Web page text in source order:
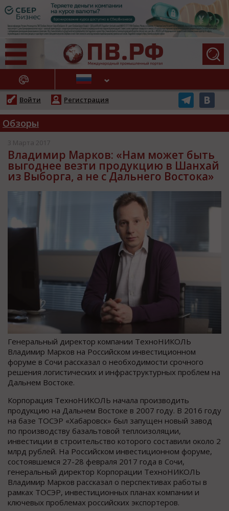
НОВОСТИ
Войти Регистрация
Обзоры
3 Марта 2017
Владимир Марков: «Нам может быть
выгоднее везти продукцию в Шанхай
из Выборга, а не с Дальнего Востока»
Генеральный директор компании ТехноНИКОЛЬ
Владимир Марков на Российском инвестиционном
форуме в Сочи рассказал о необходимости срочного
решения логистических и инфраструктурных проблем на
Дальнем Востоке.
Корпорация ТехноНИКОЛЬ начала производить
продукцию на Дальнем Востоке в 2007 году. В 2016 году
на базе ТОСЭР «Хабаровск» был запущен новый завод
по производству базальтовой теплоизоляции,
инвестиции в строительство которого составили около 2
млрд рублей. На Российском инвестиционном форуме,
состоявшемся 27-28 февраля 2017 года в Сочи,
генеральный директор Корпорации ТехноНИКОЛЬ
Владимир Марков рассказал о перспективах работы в
рамках ТОСЭР, инвестиционных планах компании и
ключевых проблемах российских экспортеров.